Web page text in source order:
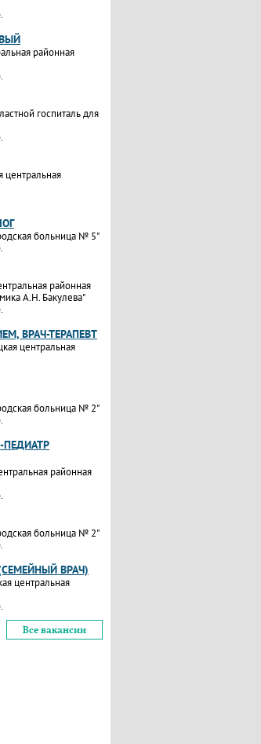
районная
госпиталь для
центральная
больница № 5"
районная
А.Н. Бакулева"
ВРАЧ-ТЕРАПЕВТ
центральная
больница № 2"
ПЕДИАТР
районная
больница № 2"
ВРАЧ)
центральная
Все вакансии